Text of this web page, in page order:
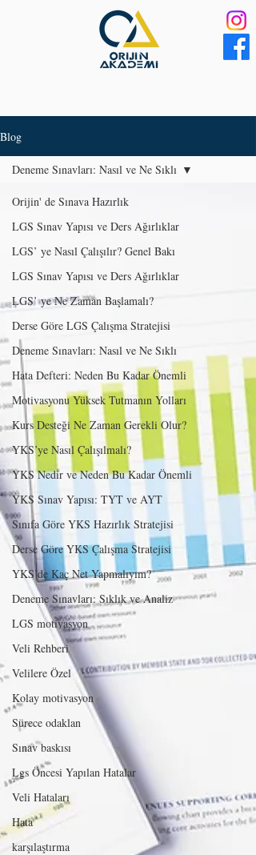
Blog
Orijin' de Sınava Hazırlık
LGS Sınav Yapısı ve Ders Ağırlıklar
LGS’ ye Nasıl Çalışılır? Genel Bakı
LGS Sınav Yapısı ve Ders Ağırlıklar
LGS’ ye Ne Zaman Başlamalı?
Derse Göre LGS Çalışma Stratejisi
Deneme Sınavları: Nasıl ve Ne Sıklı
Hata Defteri: Neden Bu Kadar Önemli
Motivasyonu Yüksek Tutmanın Yolları
Kurs Desteği Ne Zaman Gerekli Olur?
YKS’ye Nasıl Çalışılmalı?
YKS Nedir ve Neden Bu Kadar Önemli
YKS Sınav Yapısı: TYT ve AYT
Sınıfa Göre YKS Hazırlık Stratejisi
Derse Göre YKS Çalışma Stratejisi
YKS’de Kaç Net Yapmalıyım?
Deneme Sınavları: Sıklık ve Analiz
LGS motivasyon
Veli Rehberi
Velilere Özel
Kolay motivasyon
Sürece odaklan
Sınav baskısı
Lgs Öncesi Yapılan Hatalar
Veli Hataları
Hata
karşılaştırma
Deneme Sınavları: Nasıl ve Ne Sıklı